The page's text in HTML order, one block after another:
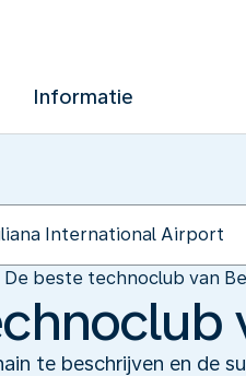
Informatie
De beste technoclub van
te beschrijven en de